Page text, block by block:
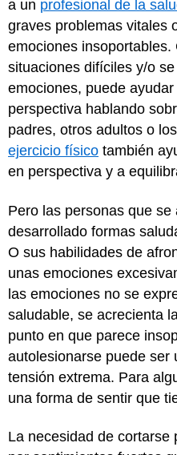
a un profesional de la
graves problemas vitales
emociones insoportables.
situaciones difíciles y/o
emociones, puede
perspectiva hablando
padres, otros adultos o
ejercicio físico también
en perspectiva y a
Pero las personas que
desarrollado formas
O sus habilidades de
unas emociones
las emociones no se
saludable, se acrecienta
punto en que parece
autolesionarse puede ser
tensión extrema. Para
una forma de sentir que
La necesidad de cortarse